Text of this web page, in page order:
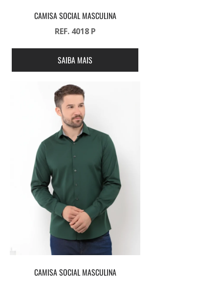
CAMISA SOCIAL MASCULINA
REF. 4018 P
SAIBA MAIS
CAMISA SOCIAL MASCULINA